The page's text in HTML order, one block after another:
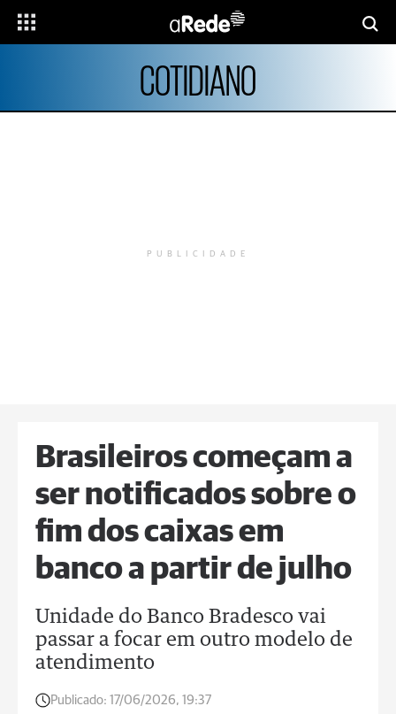
COTIDIANO
PUBLICIDADE
Brasileiros começam a
ser notificados sobre o
fim dos caixas em
banco a partir de julho
Unidade do Banco Bradesco vai
passar a focar em outro modelo de
atendimento
Publicado: 17/06/2026, 19:37